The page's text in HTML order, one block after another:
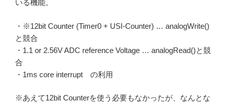
いる機能。
・※12bit Counter (Timer0 + USI-Counter) … analogWrite()
と競合
・1.1 or 2.56V ADC reference Voltage … analogRead()と競
合
・1ms core interrupt の利用
※あえて12bit Counterを使う必要もなかったが、なんとな